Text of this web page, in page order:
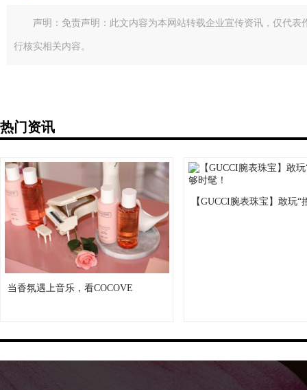
声明：免责声明：此文内容为本网站转载企业宣传资讯，仅代
行核实相关内容。
热门资讯
当香氛遇上音乐，看COCOVE
【GUCCI腕表珠宝】敢玩“